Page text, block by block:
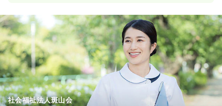
社会福祉法人斑山会